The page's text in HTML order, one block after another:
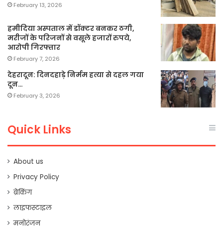
February 13, 2026
हमीदिया अस्पताल में डॉक्टर बनकर ठगी,
मरीजों के परिजनों से वसूले हजारों रुपये,
आरोपी गिरफ्तार
February 7, 2026
देहरादून: दिनदहाड़े निर्मम हत्या से दहल गया
दून…
February 3, 2026
Quick Links
About us
Privacy Policy
ब्रेकिंग
लाइफस्टाइल
मनोरंजन